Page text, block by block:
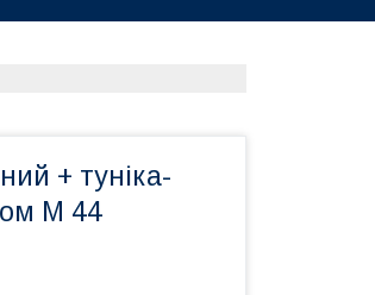
+ туніка-
M 44